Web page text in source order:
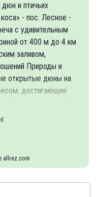
и птичьих
- пос. Лесное -
с удивительным
от 400 м до 4 км
заливом,
Природы и
открытые дюны на
достигающие
allrez.com